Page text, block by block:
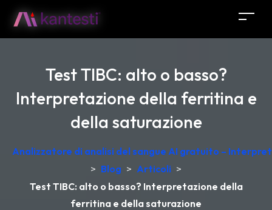
Test TIBC: alto o basso?
Interpretazione della ferritina e
della saturazione
Analizzatore di analisi del sangue AI gratuito –
> Blog > Articoli >
Test TIBC: alto o basso? Interpretazione della
ferritina e della saturazione